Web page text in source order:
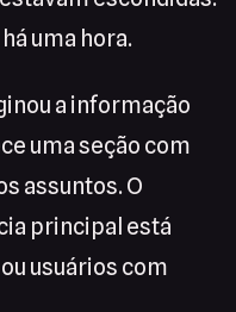
uma hora.
a informação
uma seção com
assuntos. O
principal está
usuários com